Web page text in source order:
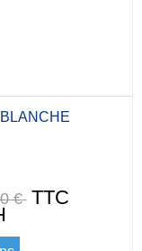
€ TTC